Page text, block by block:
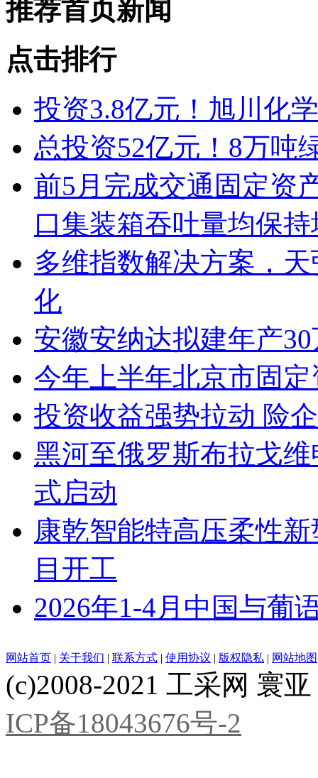
推荐首页新闻
点击排行
投资3.8亿元！旭川化
总投资52亿元！8万吨
前5月完成交通固定资
口集装箱吞吐量均保
多维指数解决方案，
化
安徽安纳达拟建年产
今年上半年北京市固
投资收益强势拉动 险
黑河至俄罗斯布拉戈
式启动
康乾智能特高压柔性
目开工
2026年1-4月中国与葡
网站首页 | 关于我们 | 联系方式 | 使用协议 | 版权隐私 | 网站地图
(c)2008-2021 工采网 寰
ICP备18043676号-2